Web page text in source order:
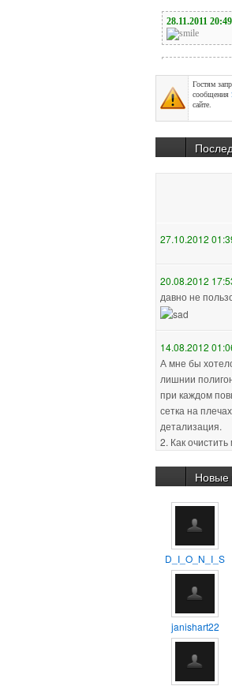
Гостям
сообщения
сайте.
давно не
14.08.2012
А мне бы
лишнии
при каждом
сетка на
детализация.
2. Как
(оптимизация,
Заранее
29.01.2012 23:38
новичков
11.02.2014 17:56
способом
помещения?
11.02.2013 13:45
так айс.
Новые
D_I_O_N_I_S
janishart22